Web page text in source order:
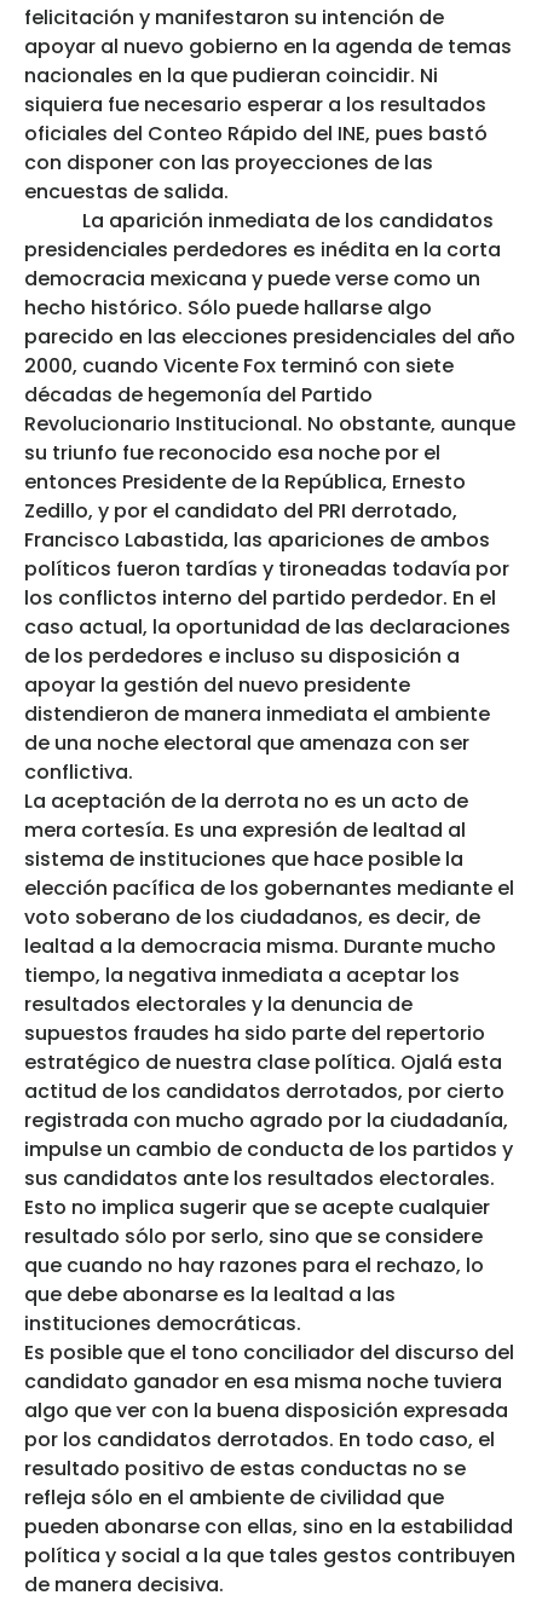
felicitación y manifestaron su intención de
apoyar al nuevo gobierno en la agenda de temas
nacionales en la que pudieran coincidir. Ni
siquiera fue necesario esperar a los resultados
oficiales del Conteo Rápido del INE, pues bastó
con disponer con las proyecciones de las
encuestas de salida.
La aparición inmediata de los candidatos
presidenciales perdedores es inédita en la corta
democracia mexicana y puede verse como un
hecho histórico. Sólo puede hallarse algo
parecido en las elecciones presidenciales del año
2000, cuando Vicente Fox terminó con siete
décadas de hegemonía del Partido
Revolucionario Institucional. No obstante, aunque
su triunfo fue reconocido esa noche por el
entonces Presidente de la República, Ernesto
Zedillo, y por el candidato del PRI derrotado,
Francisco Labastida, las apariciones de ambos
políticos fueron tardías y tironeadas todavía por
los conflictos interno del partido perdedor. En el
caso actual, la oportunidad de las declaraciones
de los perdedores e incluso su disposición a
apoyar la gestión del nuevo presidente
distendieron de manera inmediata el ambiente
de una noche electoral que amenaza con ser
conflictiva.
La aceptación de la derrota no es un acto de
mera cortesía. Es una expresión de lealtad al
sistema de instituciones que hace posible la
elección pacífica de los gobernantes mediante el
voto soberano de los ciudadanos, es decir, de
lealtad a la democracia misma. Durante mucho
tiempo, la negativa inmediata a aceptar los
resultados electorales y la denuncia de
supuestos fraudes ha sido parte del repertorio
estratégico de nuestra clase política. Ojalá esta
actitud de los candidatos derrotados, por cierto
registrada con mucho agrado por la ciudadanía,
impulse un cambio de conducta de los partidos y
sus candidatos ante los resultados electorales.
Esto no implica sugerir que se acepte cualquier
resultado sólo por serlo, sino que se considere
que cuando no hay razones para el rechazo, lo
que debe abonarse es la lealtad a las
instituciones democráticas.
Es posible que el tono conciliador del discurso del
candidato ganador en esa misma noche tuviera
algo que ver con la buena disposición expresada
por los candidatos derrotados. En todo caso, el
resultado positivo de estas conductas no se
refleja sólo en el ambiente de civilidad que
pueden abonarse con ellas, sino en la estabilidad
política y social a la que tales gestos contribuyen
de manera decisiva.